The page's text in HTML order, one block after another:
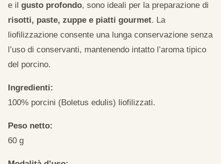
e il gusto profondo, sono ideali per la preparazione di
risotti, paste, zuppe e piatti gourmet. La
liofilizzazione consente una lunga conservazione senza
l’uso di conservanti, mantenendo intatto l’aroma tipico
del porcino.
Ingredienti:
100% porcini (Boletus edulis) liofilizzati.
Peso netto:
60 g